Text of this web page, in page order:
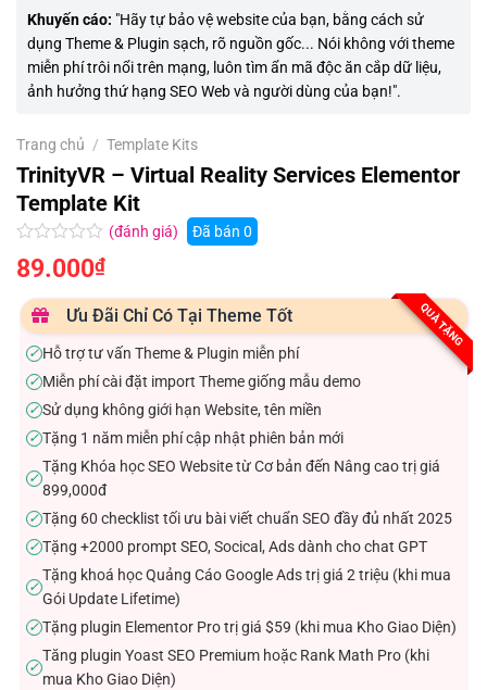
Khuyến cáo: "Hãy tự bảo vệ website của bạn, bằng cách sử
dụng Theme & Plugin sạch, rõ nguồn gốc... Nói không với theme
miễn phí trôi nổi trên mạng, luôn tìm ẩn mã độc ăn cắp dữ liệu,
ảnh hưởng thứ hạng SEO Web và người dùng của bạn!".
Trang chủ / Template Kits
TrinityVR – Virtual Reality Services Elementor
Template Kit
Được
xếp
0.0
5
sao
(đánh giá) Đã bán 0
89.000₫
QUÀ TẶNG
Ưu Đãi Chỉ Có Tại Theme Tốt
✓Hỗ trợ tư vấn Theme & Plugin miễn phí
✓Miễn phí cài đặt import Theme giống mẫu demo
✓Sử dụng không giới hạn Website, tên miền
✓Tặng 1 năm miễn phí cập nhật phiên bản mới
✓
Tặng Khóa học SEO Website từ Cơ bản đến Nâng cao trị giá
899,000đ
✓Tặng 60 checklist tối ưu bài viết chuẩn SEO đầy đủ nhất 2025
✓Tặng +2000 prompt SEO, Socical, Ads dành cho chat GPT
✓
Tặng khoá học Quảng Cáo Google Ads trị giá 2 triệu (khi mua
Gói Update Lifetime)
✓Tặng plugin Elementor Pro trị giá $59 (khi mua Kho Giao Diện)
✓
Tăng plugin Yoast SEO Premium hoặc Rank Math Pro (khi
mua Kho Giao Diện)